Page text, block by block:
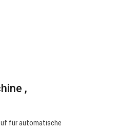
,
für automatische